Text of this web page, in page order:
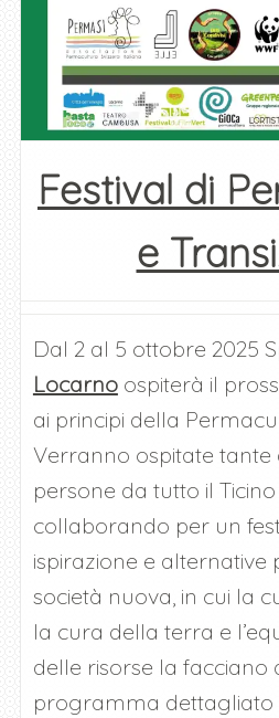
Festival di
e
Dal 2 al 5 ottobre 2025
Locarnoospiterà il
ai principi della
Verranno ospitate tante
persone da tutto il
collaborando per un
ispirazione e alternative
società nuova, in cui la
la cura della terra e
delle risorse la facciano
programma dettagliato